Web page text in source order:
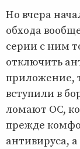
Но вчера
обхода
серии с ним
отключить
приложение,
вступили в
ломают ОС,
прежде
антивируса,